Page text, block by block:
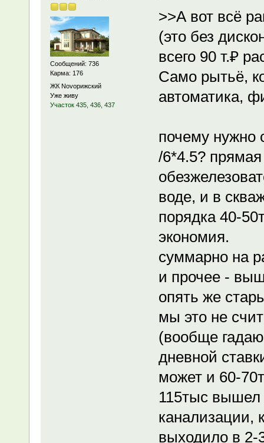
Сообщений: 736
Карма: 176
ЖК Novoрижский
Уже живу
Участок 435, 436, 437
>>А вот всё
(это без
всего 90 т.₽
Само рытьё,
автоматика,
почему нужно
/6*4.5?
воде, и в
порядка 40-
экономия.
суммарно на
и прочее -
опять же
мы это не
(вообще
дневной
может и 60-
115тыс вышел
канализации,
выходило в 2-